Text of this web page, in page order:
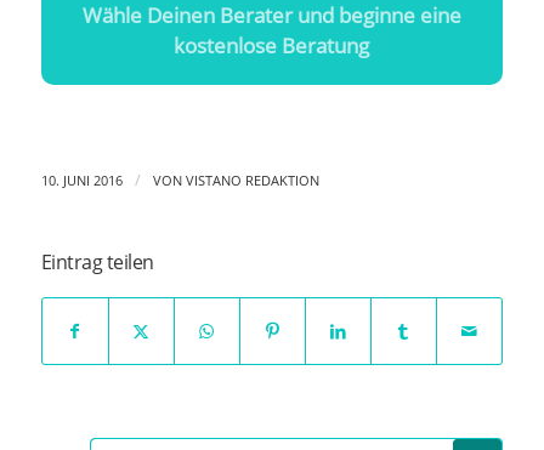
Wähle Deinen Berater und beginne eine
kostenlose Beratung
10. JUNI 2016 / VON VISTANO REDAKTION
Eintrag teilen